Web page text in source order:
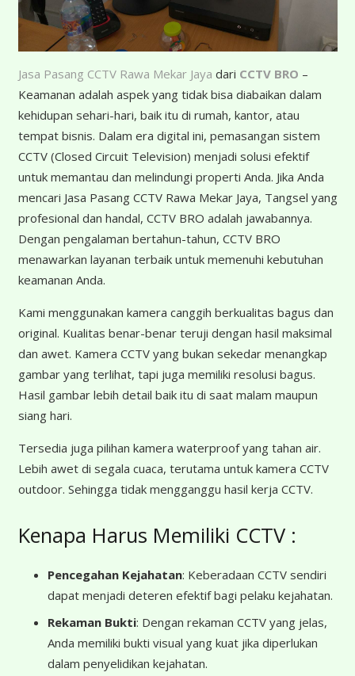
Jasa Pasang CCTV Rawa Mekar Jaya dari CCTV BRO –
Keamanan adalah aspek yang tidak bisa diabaikan dalam
kehidupan sehari-hari, baik itu di rumah, kantor, atau
tempat bisnis. Dalam era digital ini, pemasangan sistem
CCTV (Closed Circuit Television) menjadi solusi efektif
untuk memantau dan melindungi properti Anda. Jika Anda
mencari Jasa Pasang CCTV Rawa Mekar Jaya, Tangsel yang
profesional dan handal, CCTV BRO adalah jawabannya.
Dengan pengalaman bertahun-tahun, CCTV BRO
menawarkan layanan terbaik untuk memenuhi kebutuhan
keamanan Anda.
Kami menggunakan kamera canggih berkualitas bagus dan
original. Kualitas benar-benar teruji dengan hasil maksimal
dan awet. Kamera CCTV yang bukan sekedar menangkap
gambar yang terlihat, tapi juga memiliki resolusi bagus.
Hasil gambar lebih detail baik itu di saat malam maupun
siang hari.
Tersedia juga pilihan kamera waterproof yang tahan air.
Lebih awet di segala cuaca, terutama untuk kamera CCTV
outdoor. Sehingga tidak mengganggu hasil kerja CCTV.
Kenapa Harus Memiliki CCTV :
Pencegahan Kejahatan: Keberadaan CCTV sendiri
dapat menjadi deteren efektif bagi pelaku kejahatan.
Rekaman Bukti: Dengan rekaman CCTV yang jelas,
Anda memiliki bukti visual yang kuat jika diperlukan
dalam penyelidikan kejahatan.